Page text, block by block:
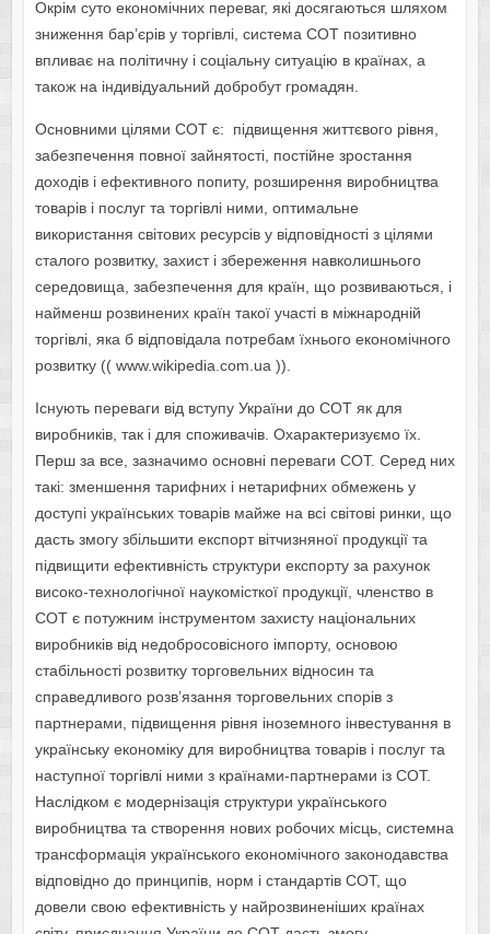
Окрім суто економічних переваг, які досягаються шляхом
зниження бар’єрів у торгівлі, система СОТ позитивно
впливає на політичну і соціальну ситуацію в країнах, а
також на індивідуальний добробут громадян.
Основними цілями СОТ є: підвищення життєвого рівня,
забезпечення повної зайнятості, постійне зростання
доходів і ефективного попиту, розширення виробництва
товарів і послуг та торгівлі ними, оптимальне
використання світових ресурсів у відповідності з цілями
сталого розвитку, захист і збереження навколишнього
середовища, забезпечення для країн, що розвиваються, і
найменш розвинених країн такої участі в міжнародній
торгівлі, яка б відповідала потребам їхнього економічного
розвитку (( www.wikipedia.com.ua )).
Існують переваги від вступу України до СОТ як для
виробників, так і для споживачів. Охарактеризуємо їх.
Перш за все, зазначимо основні переваги СОТ. Серед них
такі: зменшення тарифних і нетарифних обмежень у
доступі українських товарів майже на всі світові ринки, що
дасть змогу збільшити експорт вітчизняної продукції та
підвищити ефективність структури експорту за рахунок
високо-технологічної наукомісткої продукції, членство в
СОТ є потужним інструментом захисту національних
виробників від недобросовісного імпорту, основою
стабільності розвитку торговельних відносин та
справедливого розв’язання торговельних спорів з
партнерами, підвищення рівня іноземного інвестування в
українську економіку для виробництва товарів і послуг та
наступної торгівлі ними з країнами-партнерами із СОТ.
Наслідком є модернізація структури українського
виробництва та створення нових робочих місць, системна
трансформація українського економічного законодавства
відповідно до принципів, норм і стандартів СОТ, що
довели свою ефективність у найрозвиненіших країнах